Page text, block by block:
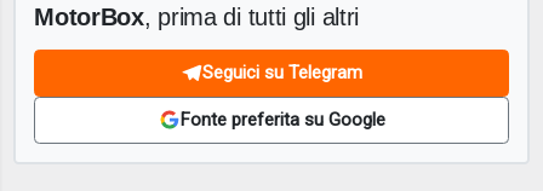
MotorBox, prima di tutti gli altri
Seguici su Telegram
Fonte preferita su Google